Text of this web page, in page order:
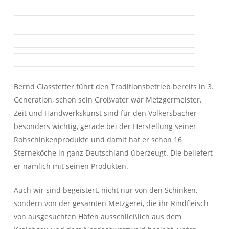
Bernd Glasstetter führt den Traditionsbetrieb bereits in 3.
Generation, schon sein Großvater war Metzgermeister.
Zeit und Handwerkskunst sind für den Völkersbacher
besonders wichtig, gerade bei der Herstellung seiner
Rohschinkenprodukte und damit hat er schon 16
Sterneköche in ganz Deutschland überzeugt. Die beliefert
er nämlich mit seinen Produkten.
Auch wir sind begeistert, nicht nur von den Schinken,
sondern von der gesamten Metzgerei, die ihr Rindfleisch
von ausgesuchten Höfen ausschließlich aus dem